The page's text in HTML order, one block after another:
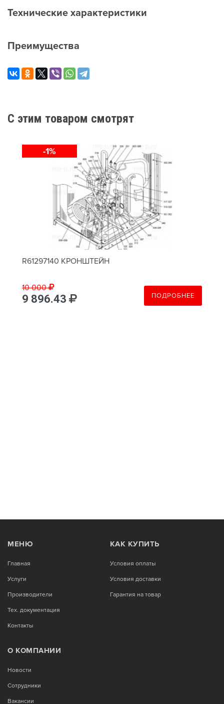
Технические характеристики
Преимущества
C этим товаром смотрят
-1%
R61297140 КРОНШТЕЙН
10 000
9 896.43 ПОДРОБНЕЕ
МЕНЮ
Главная
Услуги
Производители
Тех. документация
Контакты
КАК КУПИТЬ
Условия оплаты
Условия доставки
Гарантия на товар
О КОМПАНИИ
Новости
Сотрудники
Вакансии